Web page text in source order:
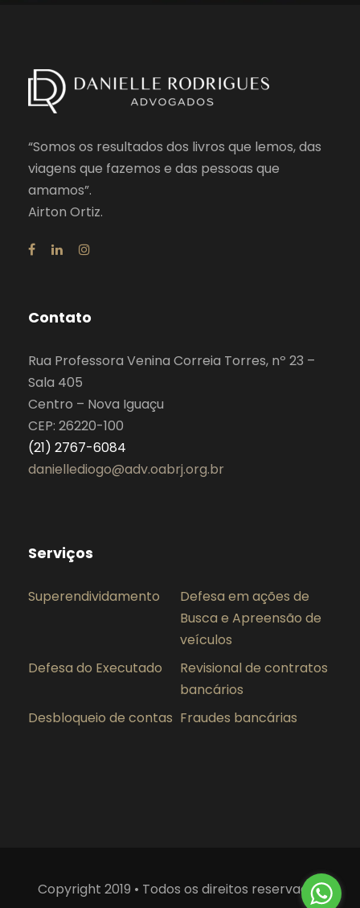
“Somos os resultados dos livros que lemos, das
viagens que fazemos e das pessoas que
amamos”.
Airton Ortiz.
Contato
Rua Professora Venina Correia Torres, nº 23 –
Sala 405
Centro – Nova Iguaçu
CEP: 26220-100
(21) 2767-6084
daniellediogo@adv.oabrj.org.br
Serviços
Superendividamento
Defesa em ações de
Busca e Apreensão de
veículos
Defesa do Executado
Revisional de contratos
bancários
Desbloqueio de contas Fraudes bancárias
Copyright 2019 • Todos os direitos reservados